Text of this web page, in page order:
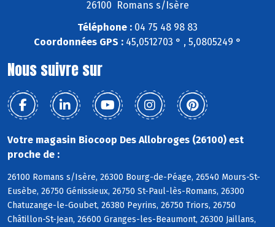
26100 Romans s/Isère
Téléphone : 04 75 48 98 83
Coordonnées GPS : 45,0512703 ° , 5,0805249 °
Nous suivre sur
Votre magasin Biocoop Des Allobroges (26100) est
proche de :
26100 Romans s/Isère, 26300 Bourg-de-Péage, 26540 Mours-St-
Eusèbe, 26750 Génissieux, 26750 St-Paul-lès-Romans, 26300
Chatuzange-le-Goubet, 26380 Peyrins, 26750 Triors, 26750
Châtillon-St-Jean, 26600 Granges-les-Beaumont, 26300 Jaillans,